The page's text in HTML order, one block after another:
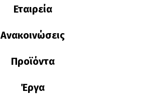
Εταιρεία
Ανακοινώσεις
Προϊόντα
Έργα